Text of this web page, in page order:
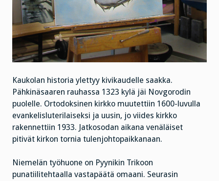
Kaukolan historia ylettyy kivikaudelle saakka.
Pähkinäsaaren rauhassa 1323 kylä jäi Novgorodin
puolelle. Ortodoksinen kirkko muutettiin 1600-luvulla
evankelisluterilaiseksi ja uusin, jo viides kirkko
rakennettiin 1933. Jatkosodan aikana venäläiset
pitivät kirkon tornia tulenjohtopaikkanaan.
Niemelän työhuone on Pyynikin Trikoon
punatiilitehtaalla vastapäätä omaani. Seurasin